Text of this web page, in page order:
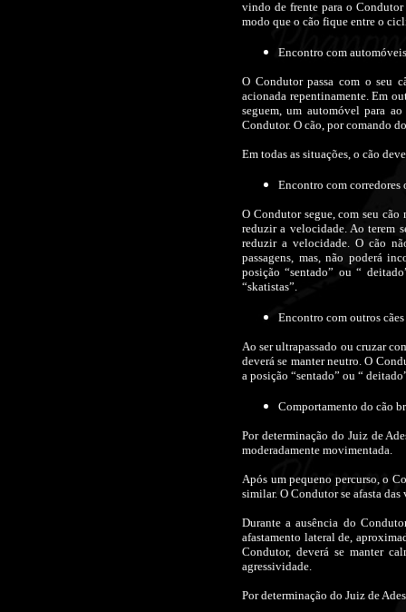
vindo de frente para o Condutor
modo que o cão fique entre o
Encontro com automóveis
O Condutor passa com o seu
acionada repentinamente. Em
seguem, um automóvel para
Condutor. O cão, por comando
Em todas as situações, o cão
Encontro com corredores
O Condutor segue, com seu
reduzir a velocidade. Ao terem
reduzir a velocidade. O cão
passagens, mas, não poderá
posição “sentado” ou “
“skatistas”.
Encontro com outros cães
Ao ser ultrapassado ou cruzar
deverá se manter neutro. O
a posição “sentado” ou “
Comportamento do cão
Por determinação do Juiz de
moderadamente movimentada.
Após um pequeno percurso, o
similar. O Condutor se afasta
Durante a ausência do
afastamento lateral de,
Condutor, deverá se manter
agressividade.
Por determinação do Juiz de